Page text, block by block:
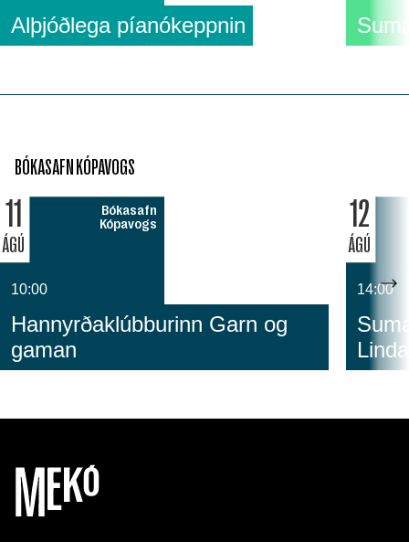
Alþjóðlega píanókeppnin
BÓKASAFN KÓPAVOGS
11
ÁGÚ
Bókasafn
Kópavogs
10:00
Hannyrðaklúbburinn Garn og
gaman
12
ÁGÚ
14:00